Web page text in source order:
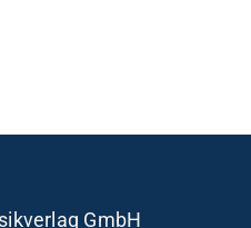
GmbH